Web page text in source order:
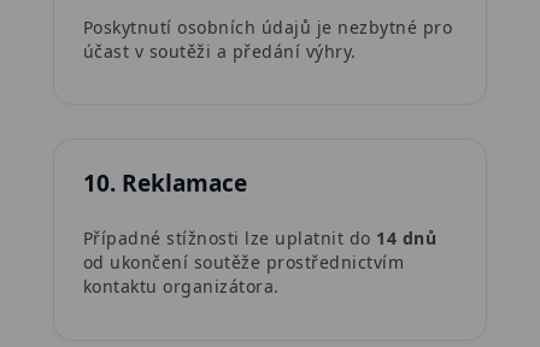
Poskytnutí osobních údajů je nezbytné pro
účast v soutěži a předání výhry.
10. Reklamace
Případné stížnosti lze uplatnit do 14 dnů
od ukončení soutěže prostřednictvím
kontaktu organizátora.